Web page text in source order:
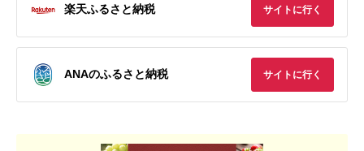
楽天ふるさと納税 サイトに行く
ANAのふるさと納税 サイトに行く